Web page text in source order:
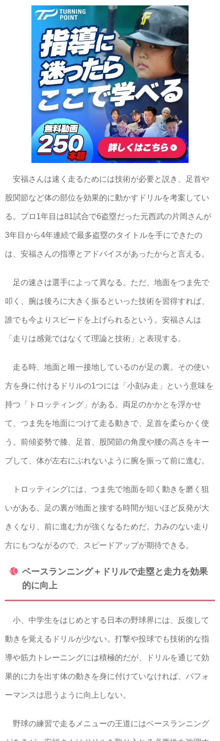
安福さんは速く走るためには技術が必要と説き、足首や
股関節など体の部位を効果的に動かすドリルを考案してい
る。プロ1年目は81試合で6盗塁だった元西武の片岡さんが
3年目から4年連続で最多盗塁のタイトルを手にできたの
は、安福さんの指導とアドバイスがあったからと言える。
足の速さは選手によって異なる。ただ、地面をつま先で
叩く、腕は後ろに大きく振るといった技術を習得すれば、
誰でも今よりスピードを上げられるという。安福さんは
「走りは感覚ではなくて理論と技術」と表現する。
走る時、地面と唯一接地しているのが足の裏。その使い
方を身に付けるドリルの1つには「小刻み走」という意味を
持つ「トロッティング」がある。両足のかかとを浮かせ
て、つま先を地面につけて走る動きで、足首を柔らかく使
う。前傾姿勢で膝、足首、股関節の角度や腰の高さをキー
プして、体が左右にぶれないように腕を振って前に進む。
トロッティングには、つま先で地面を叩く動きを磨く狙
いがある。足の裏が地面と接する時間が短いほど反発が大
きくなり、前に進む力が強くなるためだ。力みのない走り
方にもつながるので、スピードアップが期待できる。
ベースランニング＋ドリルで走塁と走力を効果
的に向上
小、中学生をはじめとする日本の野球界には、反復して
動きを覚えるドリルが少ない。打撃や投球でも技術的な指
導や筋力トレーニングには積極的だが、ドリルを通じて効
果的に力を出す体の動きを身に付けていなければ、パフォ
ーマンスは思うように向上しない。
野球の練習で走るメニューの王道にはベースランニング